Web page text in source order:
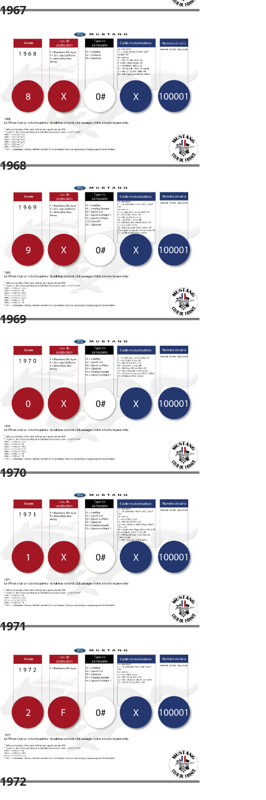
1967
1968
1969
1970
1971
1972